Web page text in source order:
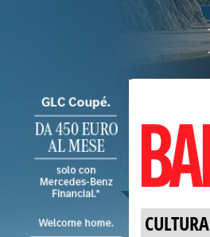
CULTURA